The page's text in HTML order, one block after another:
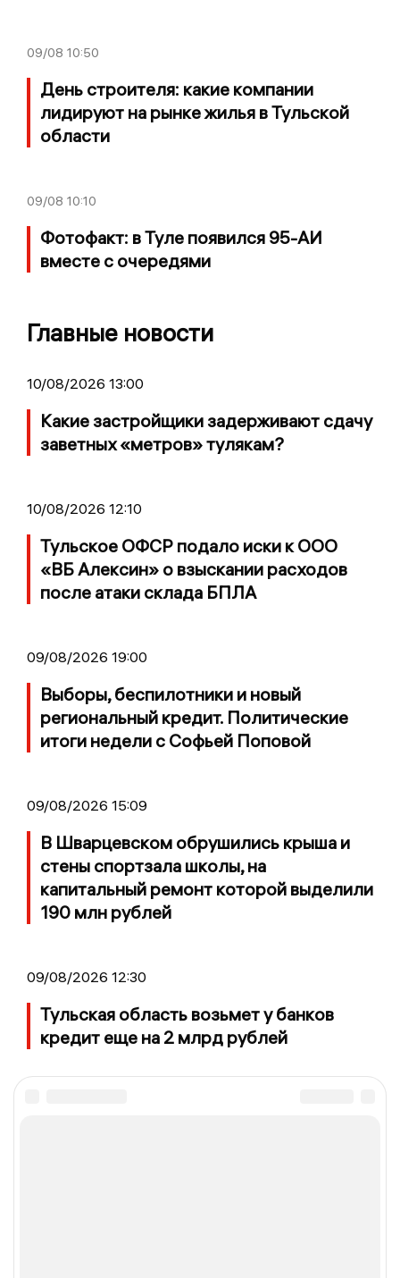
09/08 10:50
День строителя: какие компании
лидируют на рынке жилья в Тульской
области
09/08 10:10
Фотофакт: в Туле появился 95-АИ
вместе с очередями
Главные новости
10/08/2026 13:00
Какие застройщики задерживают сдачу
заветных «метров» тулякам?
10/08/2026 12:10
Тульское ОФСР подало иски к ООО
«ВБ Алексин» о взыскании расходов
после атаки склада БПЛА
09/08/2026 19:00
Выборы, беспилотники и новый
региональный кредит. Политические
итоги недели с Софьей Поповой
09/08/2026 15:09
В Шварцевском обрушились крыша и
стены спортзала школы, на
капитальный ремонт которой выделили
190 млн рублей
09/08/2026 12:30
Тульская область возьмет у банков
кредит еще на 2 млрд рублей